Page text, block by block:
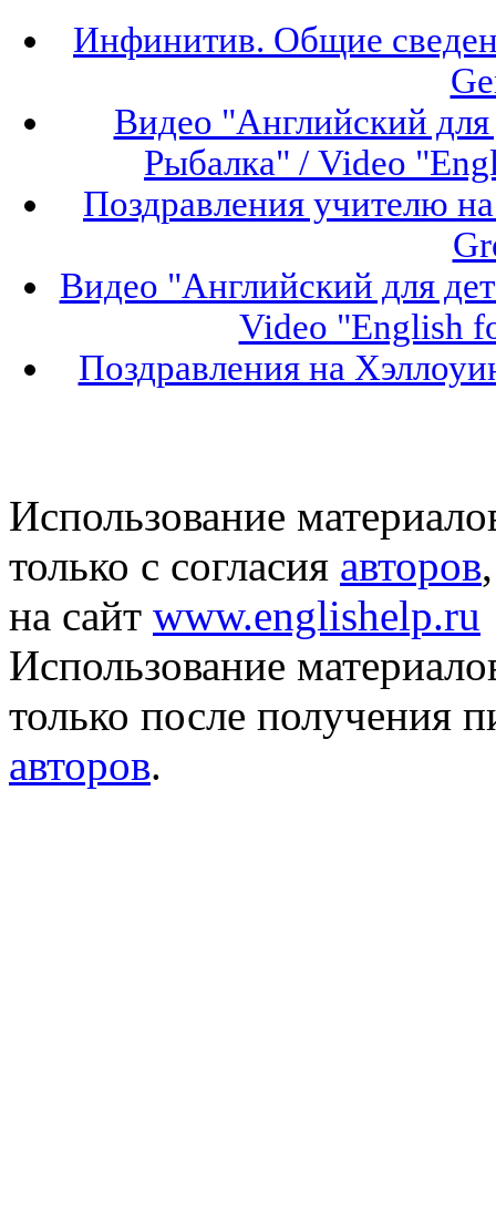
Инфинитив. Общие
Видео "Английский для
Рыбалка" / Video
Поздравления учителю
Видео "Английский для
Video "English
Поздравления на
Использование
только с согласия авторов
на сайт www.englishelp.ru
Использование
только после получения
авторов.